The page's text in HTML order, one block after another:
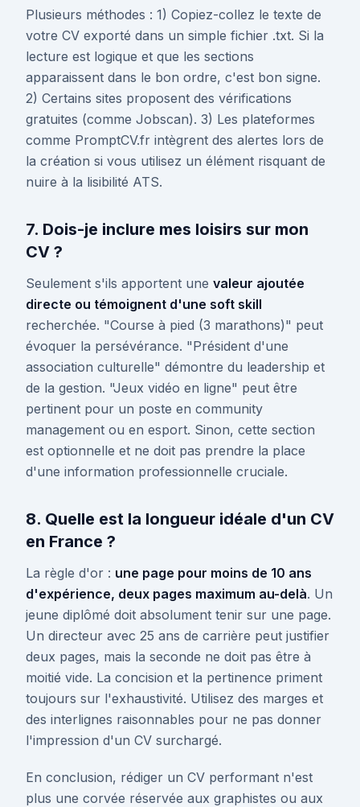
Plusieurs méthodes : 1) Copiez-collez le texte de
votre CV exporté dans un simple fichier .txt. Si la
lecture est logique et que les sections
apparaissent dans le bon ordre, c'est bon signe.
2) Certains sites proposent des vérifications
gratuites (comme Jobscan). 3) Les plateformes
comme PromptCV.fr intègrent des alertes lors de
la création si vous utilisez un élément risquant de
nuire à la lisibilité ATS.
7. Dois-je inclure mes loisirs sur mon
CV ?
Seulement s'ils apportent une valeur ajoutée
directe ou témoignent d'une soft skill
recherchée. "Course à pied (3 marathons)" peut
évoquer la persévérance. "Président d'une
association culturelle" démontre du leadership et
de la gestion. "Jeux vidéo en ligne" peut être
pertinent pour un poste en community
management ou en esport. Sinon, cette section
est optionnelle et ne doit pas prendre la place
d'une information professionnelle cruciale.
8. Quelle est la longueur idéale d'un CV
en France ?
La règle d'or : une page pour moins de 10 ans
d'expérience, deux pages maximum au-delà. Un
jeune diplômé doit absolument tenir sur une page.
Un directeur avec 25 ans de carrière peut justifier
deux pages, mais la seconde ne doit pas être à
moitié vide. La concision et la pertinence priment
toujours sur l'exhaustivité. Utilisez des marges et
des interlignes raisonnables pour ne pas donner
l'impression d'un CV surchargé.
En conclusion, rédiger un CV performant n'est
plus une corvée réservée aux graphistes ou aux